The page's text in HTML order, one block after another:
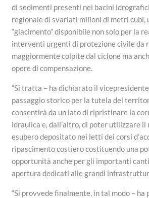
di sedimenti presenti nei bacini
regionale di svariati milioni di metri cubi,
“giacimento” disponibile non solo per la
interventi urgenti di protezione civile da
maggiormente colpite dal ciclone ma
opere di compensazione.
“Si tratta – ha dichiarato il
passaggio storico per la tutela del
consentirà da un lato di ripristinare la
idraulica e, dall’altro, di poter utilizzare
esubero depositato nei letti dei corsi
ripascimento costiero costituendo una
opportunità anche per gli importanti
apertura dedicati alle grandi
“Si provvede finalmente, in tal modo –